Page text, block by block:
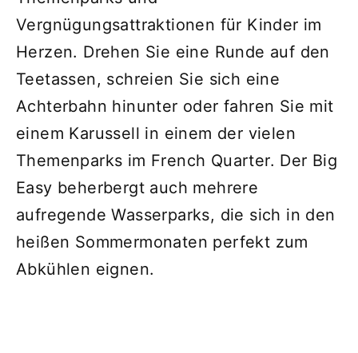
Vergnügungsattraktionen für Kinder im
Herzen. Drehen Sie eine Runde auf den
Teetassen, schreien Sie sich eine
Achterbahn hinunter oder fahren Sie mit
einem Karussell in einem der vielen
Themenparks im French Quarter. Der Big
Easy beherbergt auch mehrere
aufregende Wasserparks, die sich in den
heißen Sommermonaten perfekt zum
Abkühlen eignen.